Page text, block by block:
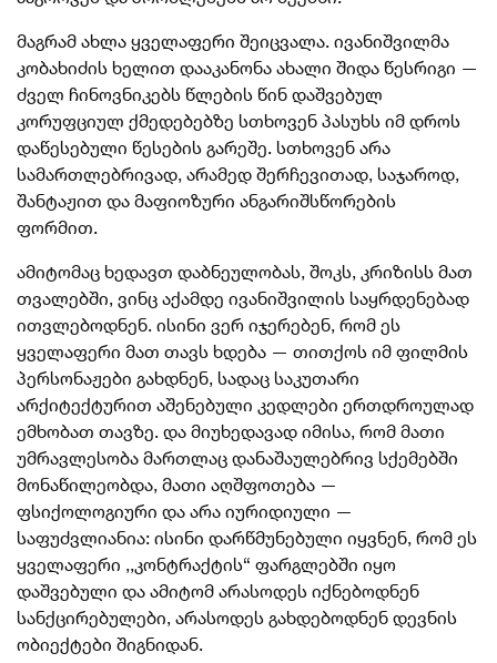
მაგრამ ახლა ყველაფერი შეიცვალა. ივანიშვილმა
კობახიძის ხელით დააკანონა ახალი შიდა წესრიგი —
ძველ ჩინოვნიკებს წლების წინ დაშვებულ
კორუფციულ ქმედებებზე სთხოვენ პასუხს იმ დროს
დაწესებული წესების გარეშე. სთხოვენ არა
სამართლებრივად, არამედ შერჩევითად, საჯაროდ,
შანტაჟით და მაფიოზური ანგარიშსწორების
ფორმით.
ამიტომაც ხედავთ დაბნეულობას, შოკს, კრიზისს მათ
თვალებში, ვინც აქამდე ივანიშვილის საყრდენებად
ითვლებოდნენ. ისინი ვერ იჯერებენ, რომ ეს
ყველაფერი მათ თავს ხდება — თითქოს იმ ფილმის
პერსონაჟები გახდნენ, სადაც საკუთარი
არქიტექტურით აშენებული კედლები ერთდროულად
ემხობათ თავზე. და მიუხედავად იმისა, რომ მათი
უმრავლესობა მართლაც დანაშაულებრივ სქემებში
მონაწილეობდა, მათი აღშფოთება —
ფსიქოლოგიური და არა იურიდიული —
საფუძვლიანია: ისინი დარწმუნებული იყვნენ, რომ ეს
ყველაფერი ,,კონტრაქტის“ ფარგლებში იყო
დაშვებული და ამიტომ არასოდეს იქნებოდნენ
სანქცირებულები, არასოდეს გახდებოდნენ დევნის
ობიექტები შიგნიდან.